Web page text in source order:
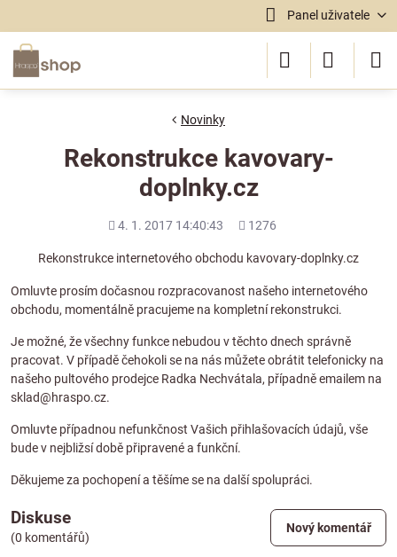
Panel uživatele
Novinky
Rekonstrukce kavovary-
doplnky.cz
Přidáno
4. 1. 2017 14:40:43
Počet
1276
Rekonstrukce internetového obchodu kavovary-doplnky.cz
Omluvte prosím dočasnou rozpracovanost našeho internetového
obchodu, momentálně pracujeme na kompletní rekonstrukci.
Je možné, že všechny funkce nebudou v těchto dnech správně
pracovat. V případě čehokoli se na nás můžete obrátit telefonicky na
našeho pultového prodejce Radka Nechvátala, případně emailem na
sklad@hraspo.cz.
Omluvte případnou nefunkčnost Vašich přihlašovacích údajů, vše
bude v nejbližsí době připravené a funkční.
Děkujeme za pochopení a těšíme se na další spolupráci.
Diskuse
(0 komentářů)
Nový komentář